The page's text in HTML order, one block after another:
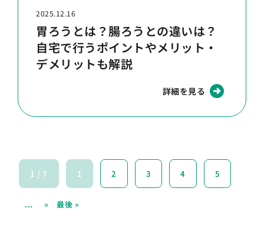
2025.12.16
胃ろうとは？腸ろうとの違いは？
自宅で行うポイントやメリット・
デメリットも解説
詳細を見る
1 / 7 1 2 3 4 5
... » 最後 »